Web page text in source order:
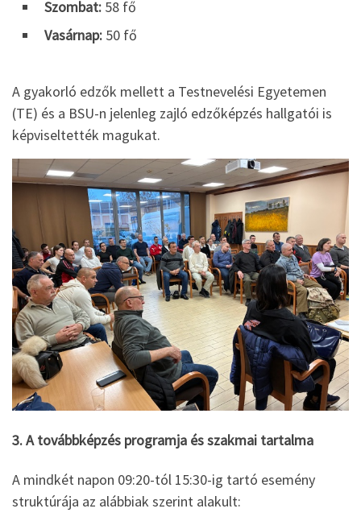
Szombat: 58 fő
Vasárnap: 50 fő
A gyakorló edzők mellett a Testnevelési Egyetemen
(TE) és a BSU-n jelenleg zajló edzőképzés hallgatói is
képviseltették magukat.
3. A továbbképzés programja és szakmai tartalma
A mindkét napon 09:20-tól 15:30-ig tartó esemény
struktúrája az alábbiak szerint alakult: